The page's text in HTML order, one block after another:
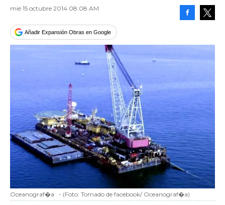
mié 15 octubre 2014 08:08 AM
Añadir Expansión Obras en Google
Oceanograf�a - (Foto: Tomado de facebook/ Oceanograf�a)